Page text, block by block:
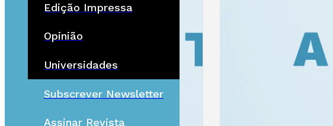
Edição Impressa
Opinião
Universidades
Subscrever Newsletter
Assinar Revista